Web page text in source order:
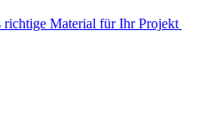
richtige Material für Ihr Projekt